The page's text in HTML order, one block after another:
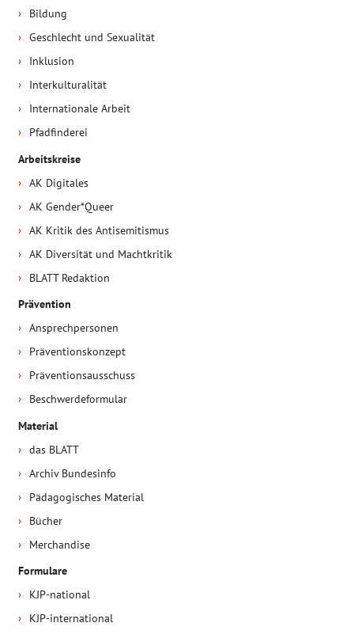
Bildung
Geschlecht und Sexualität
Inklusion
Interkulturalität
Internationale Arbeit
Pfadfinderei
Arbeitskreise
AK Digitales
AK Gender*Queer
AK Kritik des Antisemitismus
AK Diversität und Machtkritik
BLATT Redaktion
Prävention
Ansprechpersonen
Präventionskonzept
Präventionsausschuss
Beschwerdeformular
Material
das BLATT
Archiv Bundesinfo
Pädagogisches Material
Bücher
Merchandise
Formulare
KJP-national
KJP-international